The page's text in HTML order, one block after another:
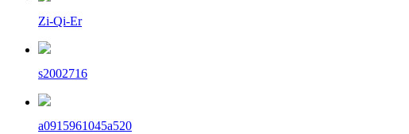
Zi-Qi-Er
s2002716
a0915961045a520